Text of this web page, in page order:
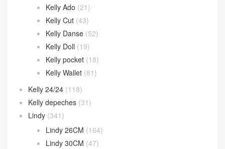
Kelly Ado (21)
Kelly Cut (43)
Kelly Danse (52)
Kelly Doll (19)
Kelly pocket (18)
Kelly Wallet (81)
Kelly 24/24 (118)
Kelly depeches (31)
Lindy (341)
Lindy 26CM (164)
Lindy 30CM (47)